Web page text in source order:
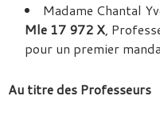
Madame Chantal
Mle 17 972 X,
pour un premier
Au titre des Professeurs